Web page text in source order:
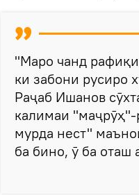
"Маро чанд
ки забони русиро
Раҷаб Ишанов
калимаи "маҷрӯҳ"-
мурда нест"
ба бино, ӯ ба оташ